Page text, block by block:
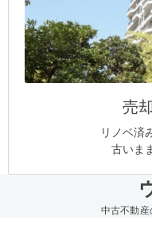
売
リノベ済
古いま
中古不動産